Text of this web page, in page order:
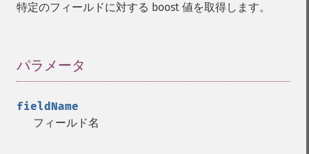
特定のフィールドに対する boost 値を取得します。
パラメータ
fieldName
フィールド名